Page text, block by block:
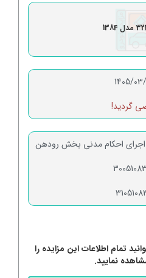
1405/
گردید!
احکام مدنی بخش رودهن
تمام اطلاعات این مزایده را
نمایید.